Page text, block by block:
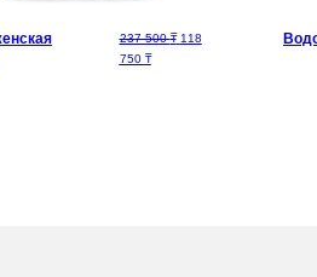
62 500 ₸. 237 500₸ Первоначальная цена
118
750 ₸Текущая цена: 118 750 ₸.